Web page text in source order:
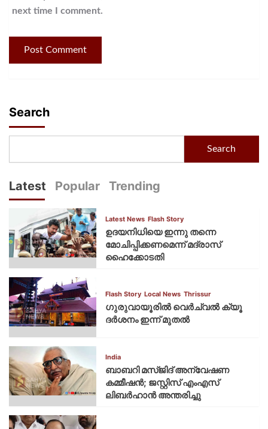
next time I comment.
Search
Search
Latest Popular Trending
Latest News Flash Story
ഉദയനിധിയെ ഇന്നു തന്നെ
മോചിപ്പിക്കണമെന്ന് മദ്രാസ്
ഹൈക്കോടതി
Flash Story Local News Thrissur
ഗുരുവായൂരില്‍ വെര്‍ച്വല്‍ ക്യൂ
ദര്‍ശനം ഇന്ന് മുതല്‍
India
ബാബറി മസ്ജിദ് അന്വേഷണ
കമ്മീഷന്‍; ജസ്റ്റിസ് എംഎസ്
ലിബര്‍ഹാന്‍ അന്തരിച്ചു